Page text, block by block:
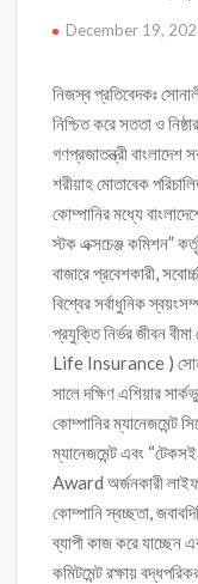
December 19,
নিজস্ব প্রতিবেদকঃ
নিশ্চিত করে সততা ও
গণপ্রজাতন্ত্রী
শরীয়াহ মোতাবেক
কোম্পানির মধ্যে
স্টক এক্সচেঞ্জ কমিশন”
বাজারে প্রবেশকারী,
বিশ্বের সর্বাধুনিক
প্রযুক্তি নির্ভর জীবন
Life Insurance )
সালে দক্ষিণ এশিয়ার
কোম্পানির ম্যানেজমেন্ট
ম্যানেজমেন্ট এবং “টেকসই
Award অর্জনকারী লাইফ
কোম্পানি স্বচ্ছতা,
ব্যাপী কাজ করে যাচ্ছেন
কমিটমেন্ট রক্ষায়